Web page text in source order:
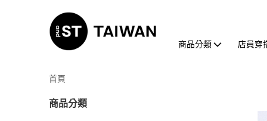
商品分類 店員穿
首頁
商品分類